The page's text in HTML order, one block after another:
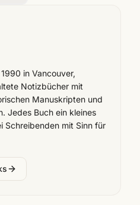
in Vancouver,
Notizbücher mit
Manuskripten und
Jedes Buch ein kleines
mit Sinn für